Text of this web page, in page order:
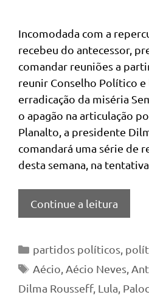
Incomodada com a
recebeu do antecessor,
comandar reuniões a
reunir Conselho Político e
erradicação da miséria
o apagão na articulação
Planalto, a presidente
comandará uma série de
desta semana, na
Continue a leitura
Categorias
partidos políticos,
Tags
Aécio Aécio Neves,
Dilma Rousseff, Lula